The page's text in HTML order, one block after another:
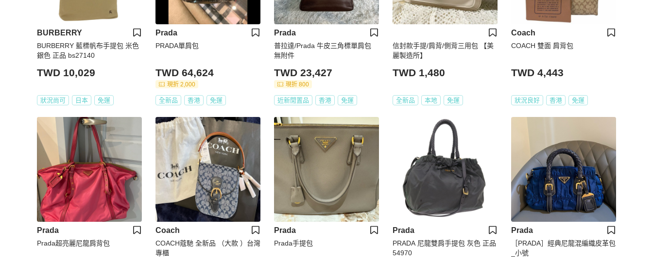
BURBERRY
BURBERRY 藍標帆布手提包 米色
銀色 正品 bs27140
TWD 10,029
狀況尚可 日本 免運
Prada
PRADA單肩包
TWD 64,624
現折 2,000
全新品 香港 免運
Prada
普拉達/Prada 牛皮三角標單肩包
無附件
TWD 23,427
現折 800
近新閒置品 香港 免運
信封款手提/肩背/側背三用包 【美
麗製造所】
TWD 1,480
全新品 本地 免運
Coach
COACH 雙面 肩背包
TWD 4,443
狀況良好 香港 免運
Prada
Prada超亮麗尼龍肩背包
Coach
COACH蔻馳 全新品 （大款 ）台灣
專櫃
Prada
Prada手提包
Prada
PRADA 尼龍雙肩手提包 灰色 正品
54970
Prada
［PRADA］經典尼龍混編織皮革包
_小號